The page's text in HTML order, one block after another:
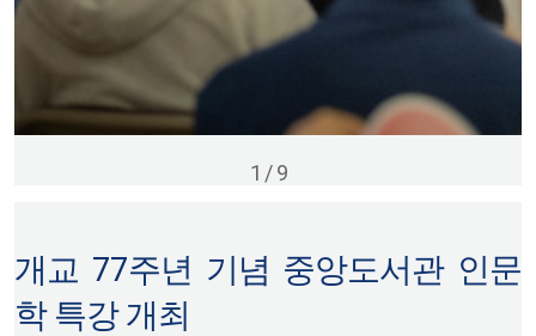
1 / 9
개교 77주년 기념 중앙도서관 인문
학 특강 개최